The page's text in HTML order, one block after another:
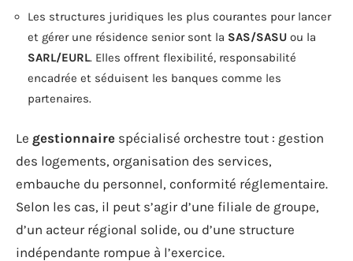
Les structures juridiques les plus courantes pour lancer
et gérer une résidence senior sont la SAS/SASU ou la
SARL/EURL. Elles offrent flexibilité, responsabilité
encadrée et séduisent les banques comme les
partenaires.
Le gestionnaire spécialisé orchestre tout : gestion
des logements, organisation des services,
embauche du personnel, conformité réglementaire.
Selon les cas, il peut s’agir d’une filiale de groupe,
d’un acteur régional solide, ou d’une structure
indépendante rompue à l’exercice.